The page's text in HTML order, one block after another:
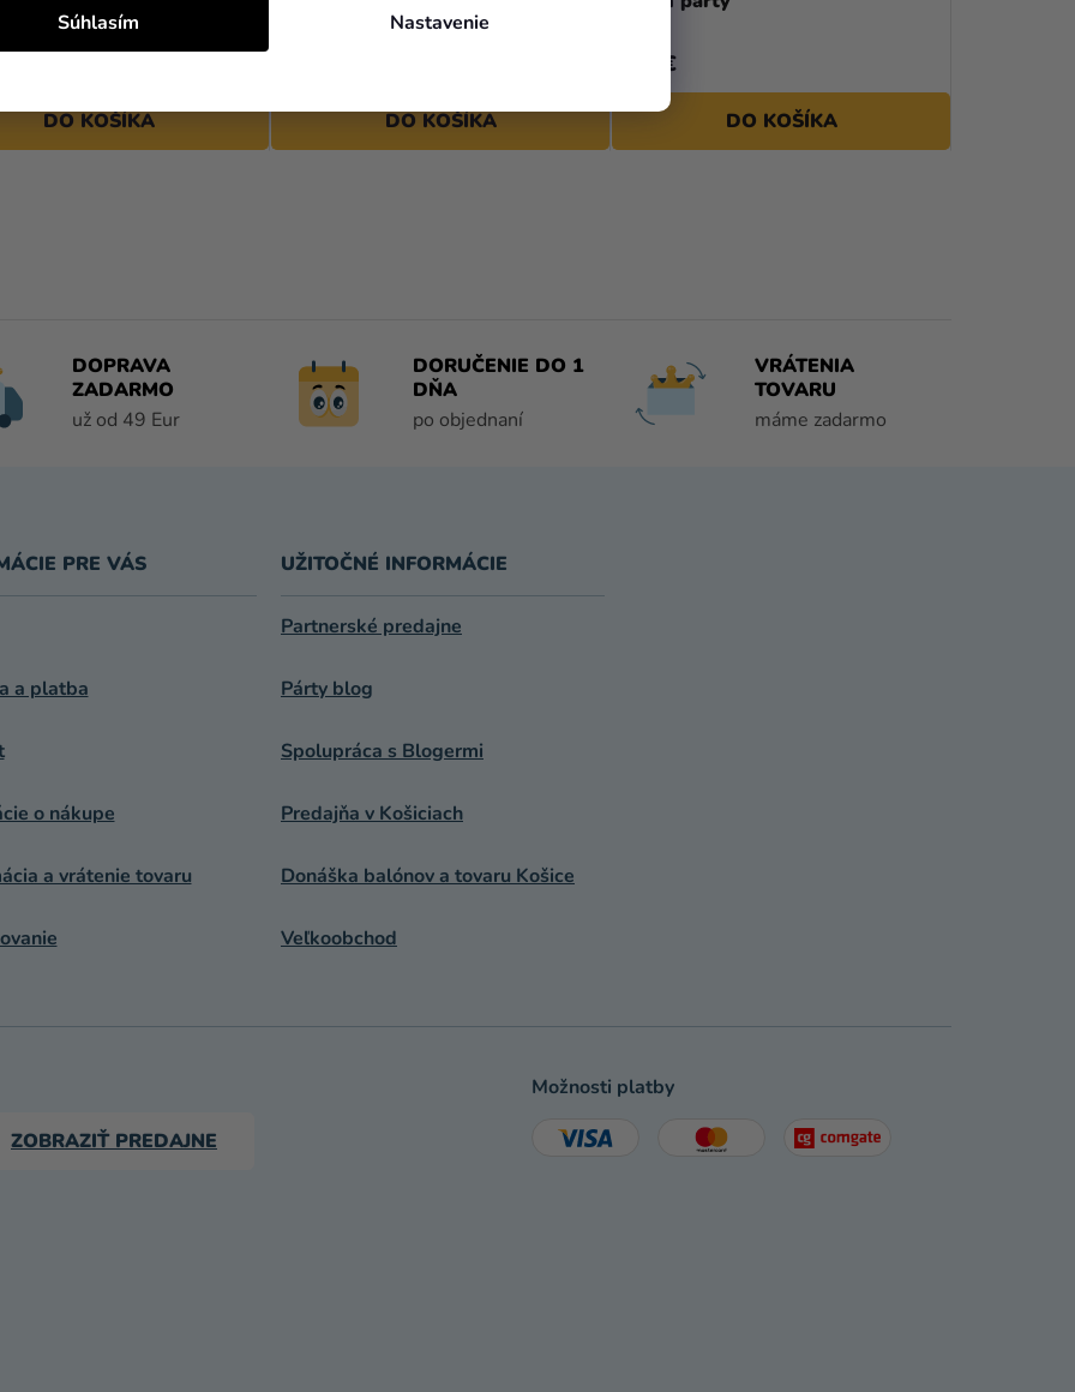
Nastavenie
Súhlasím
DO KOŠÍKA
(–8 %)
DO KOŠÍKA
4,59 €
DO KOŠÍKA
Y
V
Ý
S
DOPRAVA
ZADARMO
už od 49 Eur
DORUČENIE DO 1
DŇA
po objednaní
VRÁTENIA
TOVARU
máme zadarmo
PRE VÁS
a platba
o nákupe
a vrátenie tovaru
UŽITOČNÉ INFORMÁCIE
Partnerské predajne
Párty blog
Spolupráca s Blogermi
Predajňa v Košiciach
Donáška balónov a tovaru Košice
Veľkoobchod
ZOBRAZIŤ PREDAJNE
Možnosti platby